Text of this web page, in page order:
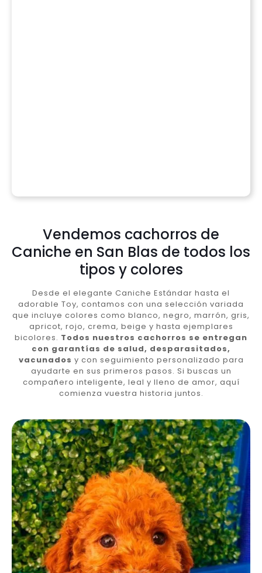
Vendemos cachorros de
Caniche en San Blas de todos los
tipos y colores
Desde el elegante Caniche Estándar hasta el
adorable Toy, contamos con una selección variada
que incluye colores como blanco, negro, marrón, gris,
apricot, rojo, crema, beige y hasta ejemplares
bicolores. Todos nuestros cachorros se entregan
con garantías de salud, desparasitados,
vacunados y con seguimiento personalizado para
ayudarte en sus primeros pasos. Si buscas un
compañero inteligente, leal y lleno de amor, aquí
comienza vuestra historia juntos.